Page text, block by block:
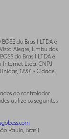
do Brasil LTDA é
Alegre, Embu das
do Brasil LTDA é
Internet Ltda. CNPJ
12901 - Cidade
do controlador
utilize os seguintes
Paulo, Brasil